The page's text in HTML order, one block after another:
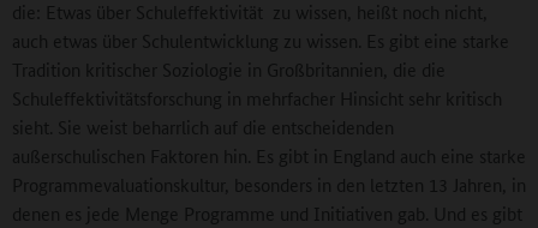
die: Etwas über Schuleffektivität zu wissen, heißt noch nicht,
auch etwas über Schulentwicklung zu wissen. Es gibt eine starke
Tradition kritischer Soziologie in Großbritannien, die die
Schuleffektivitätsforschung in mehrfacher Hinsicht sehr kritisch
sieht. Sie weist beharrlich auf die entscheidenden
außerschulischen Faktoren hin. Es gibt in England auch eine starke
Programmevaluationskultur, besonders in den letzten 13 Jahren, in
denen es jede Menge Programme und Initiativen gab. Und es gibt